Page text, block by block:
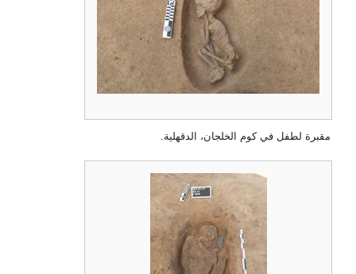
مقبرة لطفل في كوم الخلجان، الدقهلية.